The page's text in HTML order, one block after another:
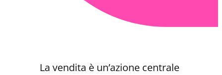
La vendita è un’azione centrale